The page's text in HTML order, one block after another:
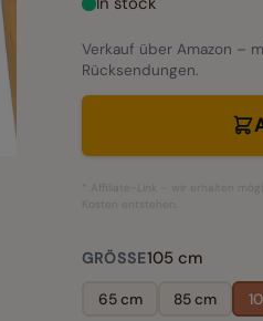
Verkauf über Amazon –
Rücksendungen.
* Affiliate-Link – wir erhalten
Kosten entstehen.
GRÖSSE105 cm
65 cm 85 cm